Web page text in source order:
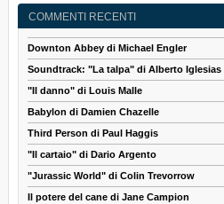
COMMENTI RECENTI
Downton Abbey di Michael Engler
Soundtrack: "La talpa" di Alberto Iglesias
"Il danno" di Louis Malle
Babylon di Damien Chazelle
Third Person di Paul Haggis
"Il cartaio" di Dario Argento
"Jurassic World" di Colin Trevorrow
Il potere del cane di Jane Campion